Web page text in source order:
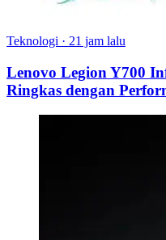
Teknologi · 21 jam lalu
Lenovo Legion Y700
Ringkas dengan